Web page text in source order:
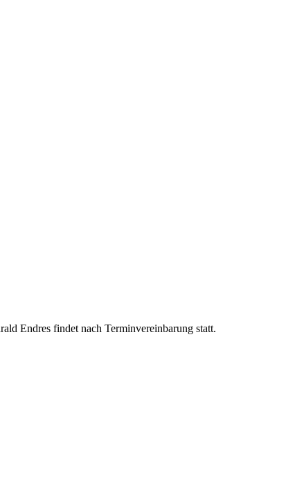
Endres findet nach Terminvereinbarung statt.